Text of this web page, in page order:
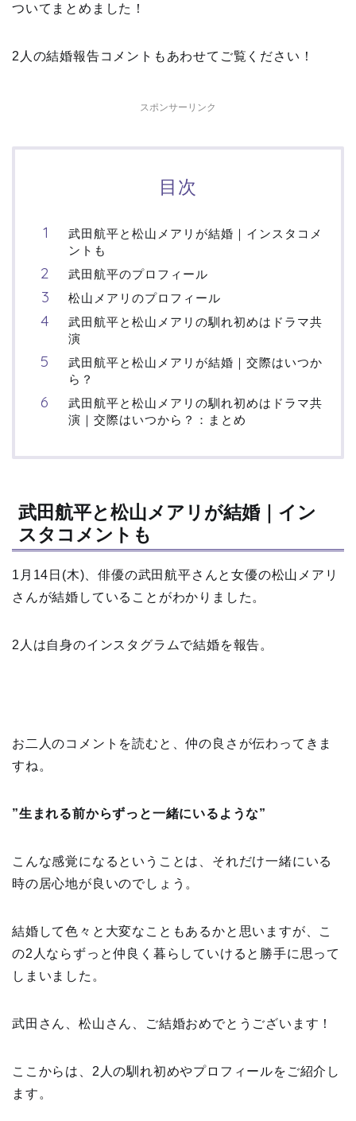
ついてまとめました！
2人の結婚報告コメントもあわせてご覧ください！
スポンサーリンク
目次
武田航平と松山メアリが結婚｜インスタコメ
ントも
武田航平のプロフィール
松山メアリのプロフィール
武田航平と松山メアリの馴れ初めはドラマ共
演
武田航平と松山メアリが結婚｜交際はいつか
ら？
武田航平と松山メアリの馴れ初めはドラマ共
演｜交際はいつから？：まとめ
武田航平と松山メアリが結婚｜イン
スタコメントも
1月14日(木)、俳優の武田航平さんと女優の松山メアリ
さんが結婚していることがわかりました。
2人は自身のインスタグラムで結婚を報告。
お二人のコメントを読むと、仲の良さが伝わってきま
すね。
”生まれる前からずっと一緒にいるような”
こんな感覚になるということは、それだけ一緒にいる
時の居心地が良いのでしょう。
結婚して色々と大変なこともあるかと思いますが、こ
の2人ならずっと仲良く暮らしていけると勝手に思って
しまいました。
武田さん、松山さん、ご結婚おめでとうございます！
ここからは、2人の馴れ初めやプロフィールをご紹介し
ます。